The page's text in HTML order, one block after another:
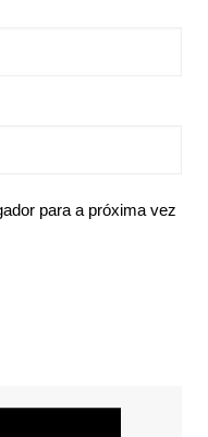
para a próxima vez